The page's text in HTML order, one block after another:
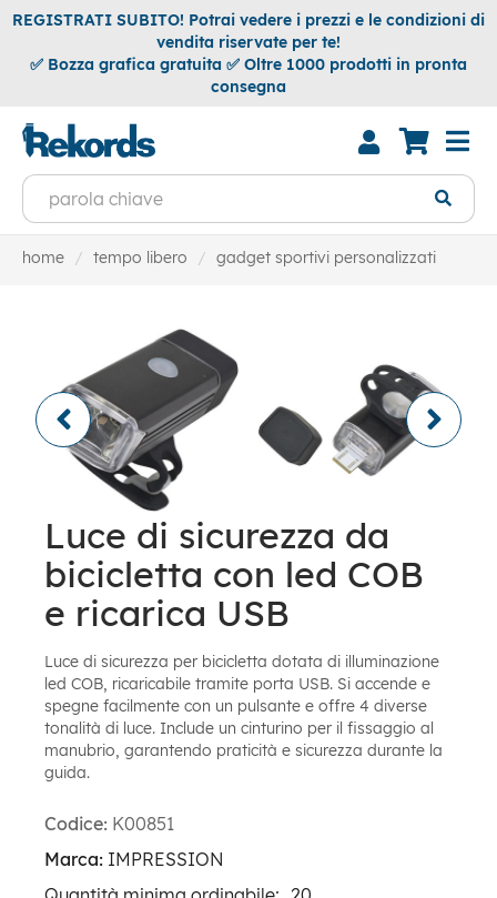
REGISTRATI SUBITO! Potrai vedere i prezzi e le condizioni di
vendita riservate per te!
✅ Bozza grafica gratuita ✅ Oltre 1000 prodotti in pronta
consegna
home tempo libero gadget sportivi personalizzati
Luce di sicurezza da
bicicletta con led COB
e ricarica USB
Luce di sicurezza per bicicletta dotata di illuminazione
led COB, ricaricabile tramite porta USB. Si accende e
spegne facilmente con un pulsante e offre 4 diverse
tonalità di luce. Include un cinturino per il fissaggio al
manubrio, garantendo praticità e sicurezza durante la
guida.
Codice: K00851
Marca: IMPRESSION